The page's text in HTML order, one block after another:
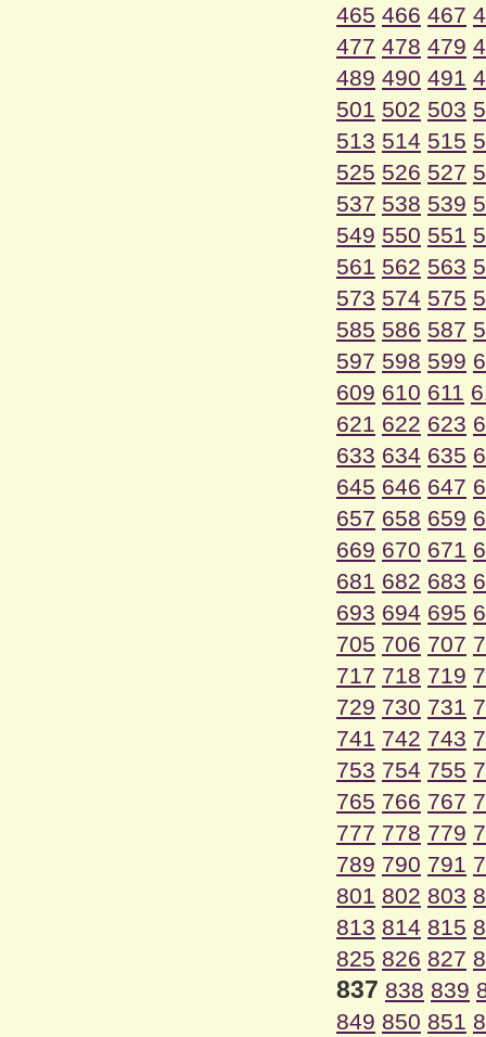
465 466 467
477 478 479
489 490 491
501 502 503
513 514 515
525 526 527
537 538 539
549 550 551
561 562 563
573 574 575
585 586 587
597 598 599
609 610 611
621 622 623
633 634 635
645 646 647
657 658 659
669 670 671
681 682 683
693 694 695
705 706 707
717 718 719
729 730 731
741 742 743
753 754 755
765 766 767
777 778 779
789 790 791
801 802 803
813 814 815
825 826 827
837 838 839
849 850 851